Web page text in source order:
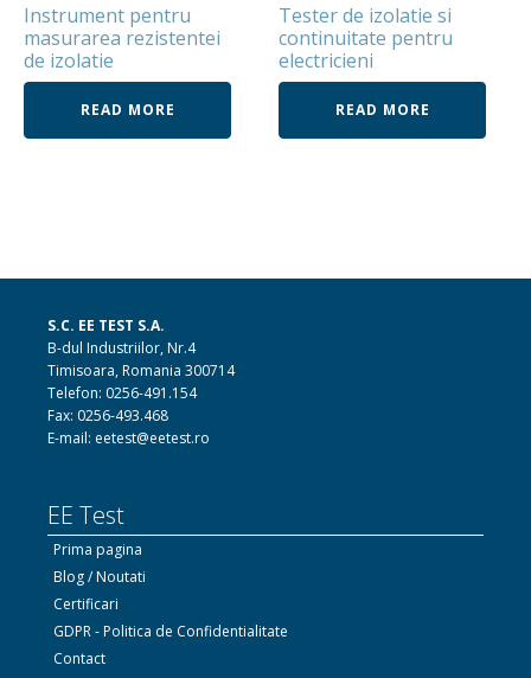
Instrument pentru
masurarea rezistentei
de izolatie
READ MORE
Tester de izolatie si
continuitate pentru
electricieni
READ MORE
S.C. EE TEST S.A.
B-dul Industriilor, Nr.4
Timisoara, Romania 300714
Telefon: 0256-491.154
Fax: 0256-493.468
E-mail: eetest@eetest.ro
EE Test
Prima pagina
Blog / Noutati
Certificari
GDPR - Politica de Confidentialitate
Contact